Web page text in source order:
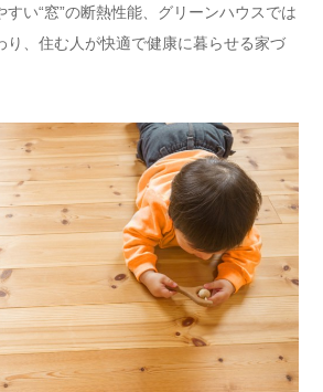
い“窓”の断熱性能、グリーンハウスでは
り、住む人が快適で健康に暮らせる家づ